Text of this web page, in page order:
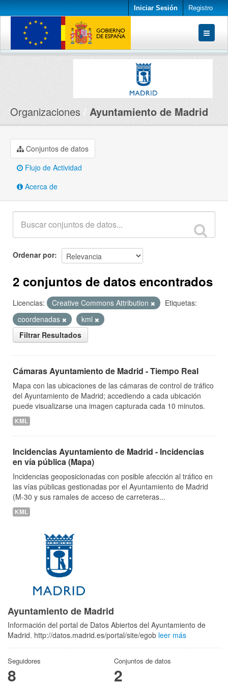
Iniciar Sesión Registro
Conjuntos de datos
Organizaciones Ayuntamiento de Madrid
Conjuntos de datos
Flujo de Actividad
Acerca de
Ordenar por
2 conjuntos de datos encontrados
Licencias: Creative Commons Attribution
Etiquetas:
coordenadas
kml
Filtrar Resultados
Cámaras Ayuntamiento de Madrid - Tiempo Real
Mapa con las ubicaciones de las cámaras de control de tráfico
del Ayuntamiento de Madrid; accediendo a cada ubicación
puede visualizarse una imagen capturada cada 10 minutos.
KML
Incidencias Ayuntamiento de Madrid - Incidencias
en vía pública (Mapa)
Incidencias geoposicionadas con posible afección al tráfico en
las vías públicas gestionadas por el Ayuntamiento de Madrid
(M-30 y sus ramales de acceso de carreteras...
KML
Ayuntamiento de Madrid
Información del portal de Datos Abiertos del Ayuntamiento de
Madrid. http://datos.madrid.es/portal/site/egob leer más
Seguidores
8
Conjuntos de datos
2